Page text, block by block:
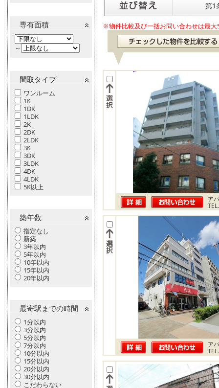
専有面積
～
間取タイプ
ワンルーム
1K
1DK
1LDK
2K
2DK
2LDK
3K
3DK
3LDK
4DK
4LDK
5K以上
築年数
指定なし
新築
3年以内
5年以内
10年以内
15年以内
20年以内
最寄駅までの時間
1分以内
3分以内
5分以内
7分以内
10分以内
15分以内
20分以内
30分以内
こだわらない
第1
※物件比較及び一括お問い合わせは最大
ア
ア